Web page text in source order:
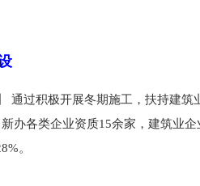
通过积极开展冬期施工，扶持建筑
办各类企业资质15余家，建筑业
28%。